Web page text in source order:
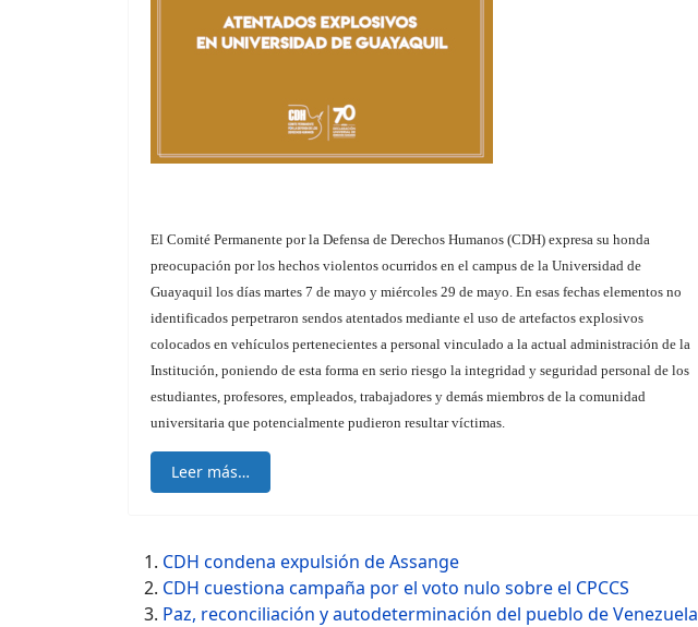
El Comité Permanente por la Defensa de Derechos Humanos (CDH) expresa su honda
preocupación por los hechos violentos ocurridos en el campus de la Universidad de
Guayaquil los días martes 7 de mayo y miércoles 29 de mayo. En esas fechas elementos no
identificados perpetraron sendos atentados mediante el uso de artefactos explosivos
colocados en vehículos pertenecientes a personal vinculado a la actual administración de la
Institución, poniendo de esta forma en serio riesgo la integridad y seguridad personal de los
estudiantes, profesores, empleados, trabajadores y demás miembros de la comunidad
universitaria que potencialmente pudieron resultar víctimas.
Leer más…
CDH condena expulsión de Assange
CDH cuestiona campaña por el voto nulo sobre el CPCCS
Paz, reconciliación y autodeterminación del pueblo de Venezuela